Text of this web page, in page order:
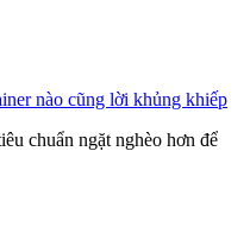
nào cũng lời khủng khiếp
chuẩn ngặt nghèo hơn để